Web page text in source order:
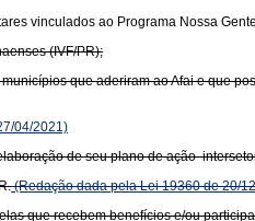
vinculados ao Programa Nossa
(IVF/PR);
que aderiram ao Afai e que
04/2021)
de seu plano de ação
(Redação dada pela Lei 19360 de 20/
que recebem benefícios e/ou